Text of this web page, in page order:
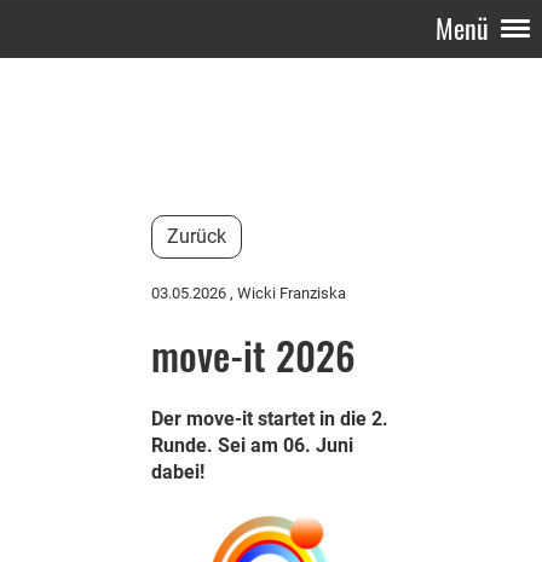
Menü
Zurück
03.05.2026 , Wicki Franziska
move-it 2026
Der move-it startet in die 2.
Runde. Sei am 06. Juni
dabei!